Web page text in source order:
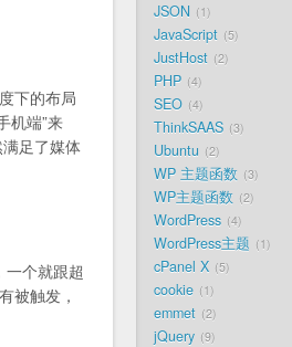
下的布局
机端”来
足了媒体
个就跟超
被触发，
JSON 1
JavaScript 5
JustHost 2
PHP 4
SEO 4
ThinkSAAS 3
Ubuntu 2
WP 主题函数 3
WP主题函数 2
WordPress 4
WordPress主题 1
cPanel X 5
cookie 1
emmet 2
jQuery 9